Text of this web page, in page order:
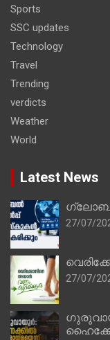
Sports
SSC updates
Technology
Travel
Trending
verdicts
Weather
World
Latest News
27/07/
27/07/